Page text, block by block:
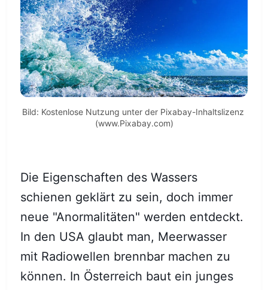
Bild: Kostenlose Nutzung unter der Pixabay-Inhaltslizenz
(www.Pixabay.com)
Die Eigenschaften des Wassers
schienen geklärt zu sein, doch immer
neue "Anormalitäten" werden entdeckt.
In den USA glaubt man, Meerwasser
mit Radiowellen brennbar machen zu
können. In Österreich baut ein junges